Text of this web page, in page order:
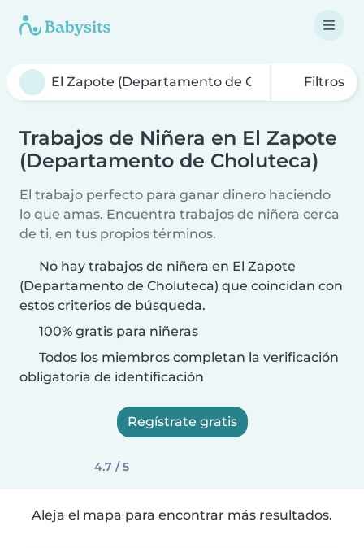
Filtros
Trabajos de Niñera en El Zapote
(Departamento de Choluteca)
El trabajo perfecto para ganar dinero haciendo
lo que amas. Encuentra trabajos de niñera cerca
de ti, en tus propios términos.
No hay trabajos de niñera en El Zapote
(Departamento de Choluteca) que coincidan con
estos criterios de búsqueda.
100% gratis para niñeras
Todos los miembros completan la verificación
obligatoria de identificación
Regístrate gratis
4.7 / 5
Aleja el mapa para encontrar más resultados.